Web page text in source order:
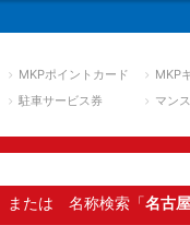
MKPポイントカード
MKP
駐車サービス券
マン
または 名称検索「名古